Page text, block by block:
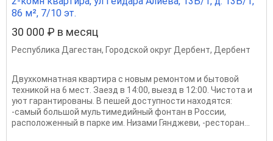
86 м², 7/10 эт.
30 000 ₽ в месяц
Республика Дагестан, Городской округ Дербент, Дербент
Двухкомнатная квартира с новым ремонтом и бытовой
техникой на 6 мест. Заезд в 14:00, выезд в 12:00. Чистота и
уют гарантированы. В пешей доступности находятся:
-самый большой мультимедийный фонтан в России,
расположенный в парке им. Низами Гянджеви, -ресторан...